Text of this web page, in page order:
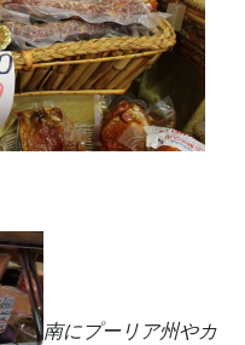
南にプーリア州やカ